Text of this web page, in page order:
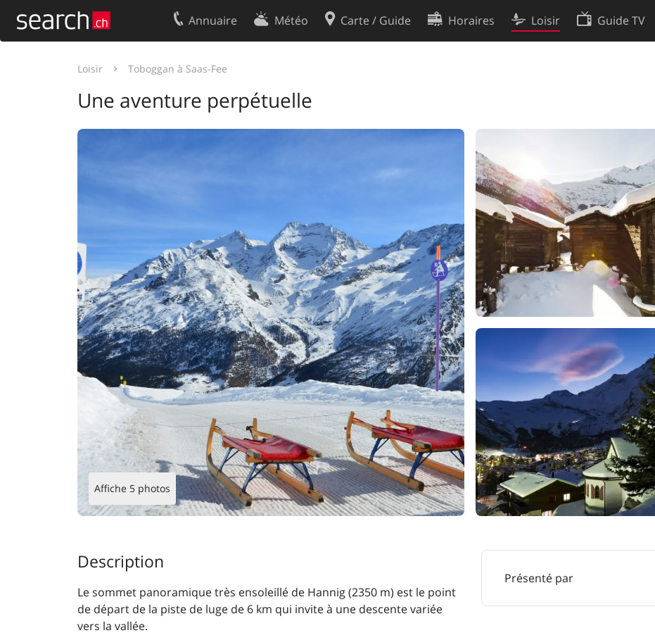
Annuaire Météo Carte / Guide Horaires Loisir Guide TV
Loisir Toboggan à Saas-Fee
Une aventure perpétuelle
Affiche 5 photos
Description
Le sommet panoramique très ensoleillé de Hannig (2350 m) est le point
de départ de la piste de luge de 6 km qui invite à une descente variée
vers la vallée.
Présenté par
Votre inscription
Mentions Légales
Protection des données